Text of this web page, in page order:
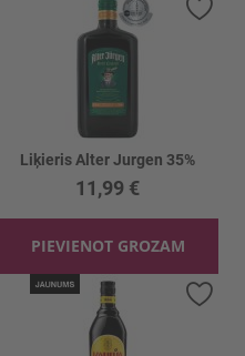
Pievienot vēlmju sarakstam
Liķieris Alter Jurgen 35%
11,99 €
PIEVIENOT GROZAM
Pievienot vēlmju sarakstam